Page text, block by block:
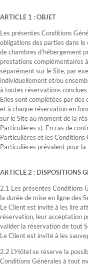
ARTICLE 1 : OBJET
Les présentes Conditions
obligations des parties dans
de chambres d’hébergement
prestations complémentaires
séparément sur le Site, par
individuellement et/ou
à toutes réservations
Elles sont complétées par
et à chaque réservation en
sur le Site au moment de la
Particulières »). En cas de
Particulières et les Conditions
Particulières prévalent pour
ARTICLE 2 : DISPOSITIONS
2.1 Les présentes Conditions
la durée de mise en ligne des
Le Client est invité à les lire
réservation, leur acceptation
valider la réservation de tout
Le Client est invité à les
2.2 L’Hôtel se réserve la
Conditions Générales à tout